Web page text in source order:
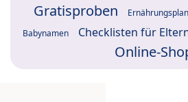
Gratisproben Ernährungsplan
Babynamen Checklisten für
Online-